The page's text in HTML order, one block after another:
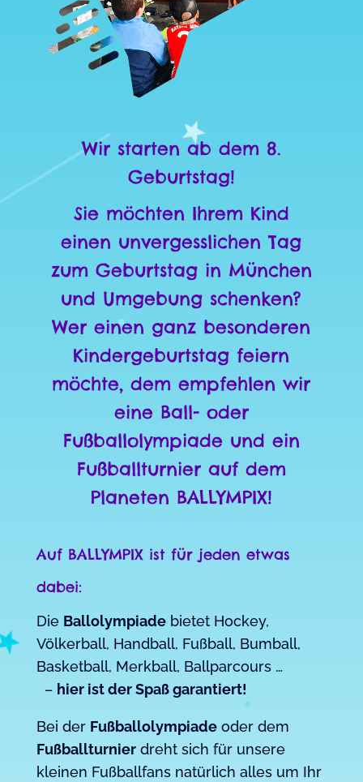
Wir starten ab dem 8.
Geburtstag!
Sie möchten Ihrem Kind
einen unvergesslichen Tag
zum Geburtstag in München
und Umgebung schenken?
Wer einen ganz besonderen
Kindergeburtstag feiern
möchte, dem empfehlen wir
eine Ball- oder
Fußballolympiade und ein
Fußballturnier auf dem
Planeten BALLYMPIX!
Auf BALLYMPIX ist für jeden etwas
dabei:
Die Ballolympiadebietet Hockey,
Völkerball, Handball, Fußball, Bumball,
Basketball, Merkball, Ballparcours …
– hier ist der Spaß garantiert!
Bei der Fußballolympiadeoder dem
Fußballturnierdreht sich für unsere
kleinen Fußballfans natürlich alles um Ihr